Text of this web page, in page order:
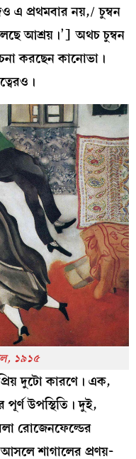
এ প্রথমবার নয়,/ চুম্বন
আশ্রয়।’] অথচ চুম্বন
করছেন কানোভা।
১৯১৫
প্রিয় দুটো কারণে। এক,
পূর্ণ উপস্থিতি। দুই,
রোজেনফেল্ডের
শাগালের প্রণয়-